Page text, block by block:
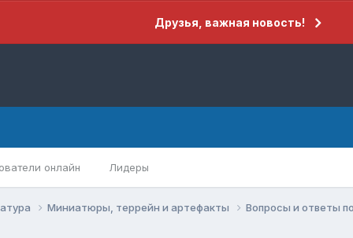
Друзья, важная новость!
онлайн Лидеры
Миниатюры, террейн и артефакты
Вопросы и ответы